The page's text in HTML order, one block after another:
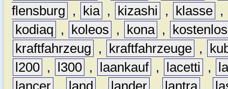
flensburg
, kia , kizashi , klasse ,
kodiaq
, koleos , kona ,
kostenlos
kraftfahrzeug
, kraftfahrzeuge ,
l200 , l300 , laankauf , lacetti ,
lancer , land , lander , lantra ,